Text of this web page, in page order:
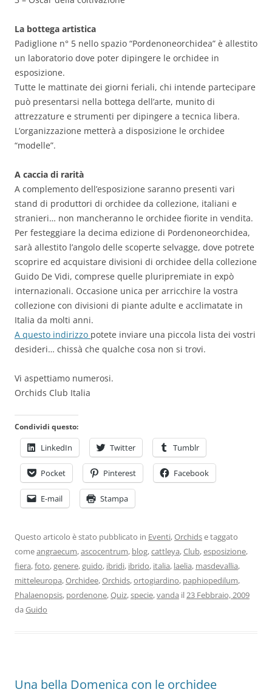
La bottega artistica
Padiglione n° 5 nello spazio “Pordenoneorchidea” è allestito
un laboratorio dove poter dipingere le orchidee in
esposizione.
Tutte le mattinate dei giorni feriali, chi intende partecipare
può presentarsi nella bottega dell’arte, munito di
attrezzature e strumenti per dipingere a tecnica libera.
L’organizzazione metterà a disposizione le orchidee
“modelle”.
A caccia di rarità
A complemento dell’esposizione saranno presenti vari
stand di produttori di orchidee da collezione, italiani e
stranieri… non mancheranno le orchidee fiorite in vendita.
Per festeggiare la decima edizione di Pordenoneorchidea,
sarà allestito l’angolo delle scoperte selvagge, dove potrete
scoprire ed acquistare divisioni di orchidee della collezione
Guido De Vidi, comprese quelle pluripremiate in expò
internazionali. Occasione unica per arricchire la vostra
collezione con divisioni di piante adulte e acclimatate in
Italia da molti anni.
A questo indirizzo potete inviare una piccola lista dei vostri
desideri… chissà che qualche cosa non si trovi.
Vi aspettiamo numerosi.
Orchids Club Italia
Condividi questo:
LinkedIn Twitter Tumblr
Pocket Pinterest Facebook
E-mail Stampa
Questo articolo è stato pubblicato in Eventi,Orchidse taggato
comeangraecum,ascocentrum, blog,cattleya,Club,esposizione,
fiera,foto,genere,guido, ibridi, ibrido, italia, laelia, masdevallia,
mitteleuropa,Orchidee,Orchids,ortogiardino, paphiopedilum,
Phalaenopsis, pordenone,Quiz,specie,vanda il 23 Febbraio, 2009
da Guido
Una bella Domenica con le orchidee